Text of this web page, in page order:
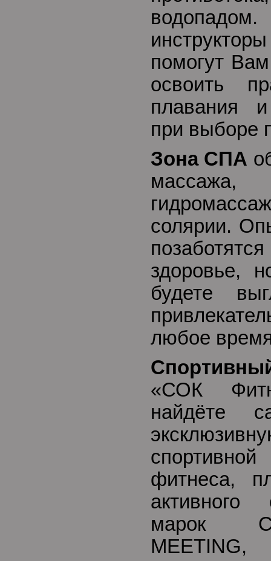
помогут
освоить
плавания и
при выборе
Зона СПА
массажа,
солярии.
здоровье,
будете
любое
«СОК
найдёте
фитнеса,
активного
марок
MEETING,